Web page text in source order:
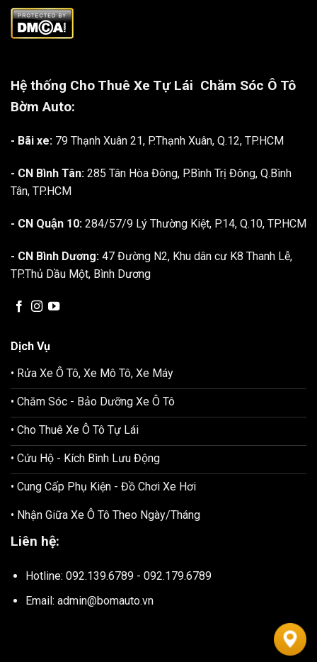
Hệ thống Cho Thuê Xe Tự Lái Chăm Sóc Ô Tô
Bờm Auto:
- Bãi xe: 79 Thạnh Xuân 21, P.Thạnh Xuân, Q.12, TP.HCM
- CN Bình Tân: 285 Tân Hòa Đông, P.Bình Trị Đông, Q.Bình
Tân, TP.HCM
- CN Quận 10: 284/57/9 Lý Thường Kiệt, P.14, Q.10, TP.HCM
- CN Bình Dương: 47 Đường N2, Khu dân cư K8 Thanh Lễ,
TP.Thủ Dầu Một, Bình Dương
Dịch Vụ
• Rửa Xe Ô Tô, Xe Mô Tô, Xe Máy
• Chăm Sóc - Bảo Dưỡng Xe Ô Tô
• Cho Thuê Xe Ô Tô Tự Lái
• Cứu Hộ - Kích Bình Lưu Động
• Cung Cấp Phụ Kiện - Đồ Chơi Xe Hơi
• Nhận Giữa Xe Ô Tô Theo Ngày/Tháng
Liên hệ:
Hotline: 092.139.6789 - 092.179.6789
Email: admin@bomauto.vn